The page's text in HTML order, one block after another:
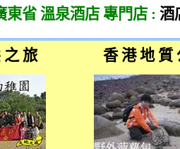
東省 溫泉酒店 專門店 : 酒
之 旅 香 港 地 質